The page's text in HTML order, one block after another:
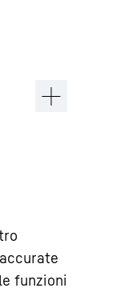
funzioni